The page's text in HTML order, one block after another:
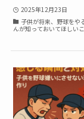
2025年12月23日
子供が将来、野球をや
んが知っておいてほしい